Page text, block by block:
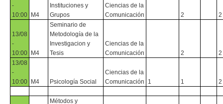
-
10:00
M4
Instituciones y
Grupos
Ciencias de la
Comunicación
2 2
13/08
-
10:00
M4
Seminario de
Metodología de la
Investigacion y
Tesis
Ciencias de la
Comunicación
2
2
13/08
-
10:00
M4 Psicología Social
Ciencias de la
Comunicación
1 1 2
Métodos y